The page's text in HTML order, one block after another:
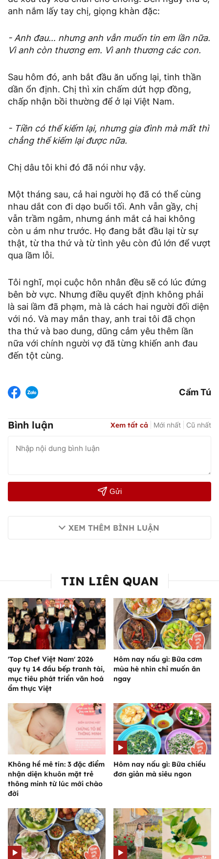
anh nắm lấy tay chị, giọng khàn đặc:
- Anh đau… nhưng anh vẫn muốn tin em lần nữa.
Vì anh còn thương em. Vì anh thương các con.
Sau hôm đó, anh bắt đầu ăn uống lại, tinh thần
dần ổn định. Chị thì xin chấm dứt hợp đồng,
chấp nhận bồi thường để ở lại Việt Nam.
- Tiền có thể kiếm lại, nhưng gia đình mà mất thì
chẳng thể kiếm lại được nữa.
Chị dâu tôi khi đó đã nói như vậy.
Một tháng sau, cả hai người họ đã có thể cùng
nhau dắt con đi dạo buổi tối. Anh vẫn gầy, chị
vẫn trầm ngâm, nhưng ánh mắt cả hai không
còn u ám như trước. Họ đang bắt đầu lại từ sự
thật, từ tha thứ và từ tình yêu còn đủ lớn để vượt
qua lầm lỗi.
Tôi nghĩ, mọi cuộc hôn nhân đều sẽ có lúc đứng
bên bờ vực. Nhưng điều quyết định không phải
là sai lầm đã phạm, mà là cách hai người đối diện
với nó. Và may mắn thay, anh trai tôi đã chọn
tha thứ và bao dung, dũng cảm yêu thêm lần
nữa với chính người vợ đã từng khiến anh đau
đến tột cùng.
Cẩm Tú
Bình luận Xem tất cả Mới nhất Cũ nhất
Gửi
XEM THÊM BÌNH LUẬN
TIN LIÊN QUAN
'Top Chef Việt Nam' 2026
quy tụ 14 đầu bếp tranh tài,
mục tiêu phát triển văn hoá
ẩm thực Việt
Hôm nay nấu gì: Bữa cơm
mùa hè nhìn chỉ muốn ăn
ngay
Không hề mê tín: 3 đặc điểm
nhận diện khuôn mặt trẻ
thông minh từ lúc mới chào
đời
Hôm nay nấu gì: Bữa chiều
đơn giản mà siêu ngon